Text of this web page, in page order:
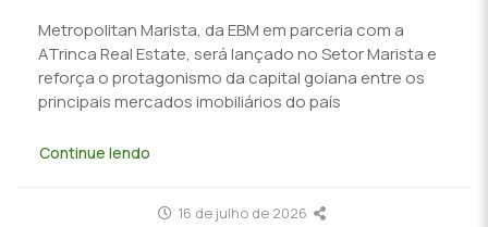
Metropolitan Marista, da EBM em parceria com a
ATrinca Real Estate, será lançado no Setor Marista e
reforça o protagonismo da capital goiana entre os
principais mercados imobiliários do país
Continue lendo
16 de julho de 2026